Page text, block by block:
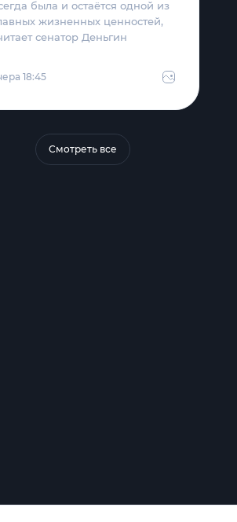
была и остаётся одной из
жизненных ценностей,
сенатор Деньгин
18:45
Смотреть все